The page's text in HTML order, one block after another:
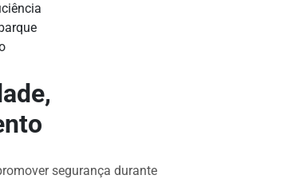
segurança durante